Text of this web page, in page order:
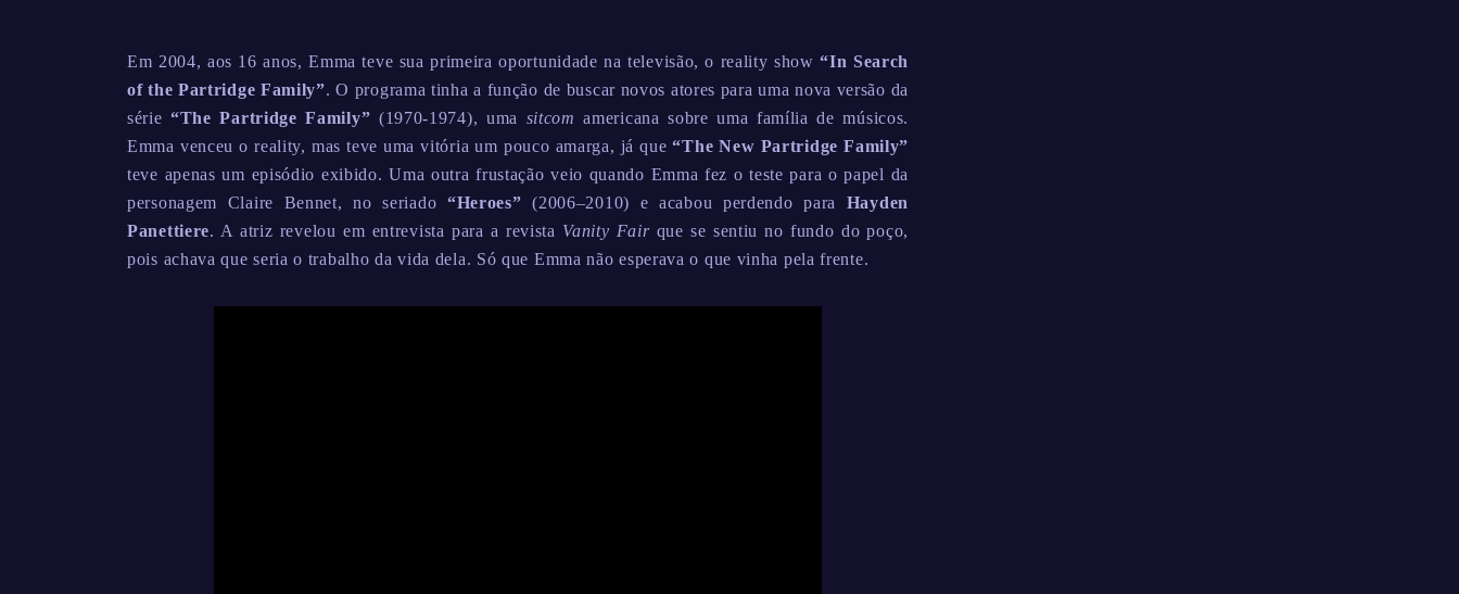
Em 2004, aos 16 anos, Emma teve sua primeira oportunidade na televisão, o reality show“In Search
of the Partridge Family”. O programa tinha a função de buscar novos atores para uma nova versão da
série“The Partridge Family” (1970-1974), uma sitcom americana sobre uma família de músicos.
Emma venceu o reality, mas teve uma vitória um pouco amarga, já que“The New Partridge Family”
teve apenas um episódio exibido. Uma outra frustação veio quando Emma fez o teste para o papel da
personagem Claire Bennet, no seriado “Heroes” (2006–2010) e acabou perdendo para Hayden
Panettiere. A atriz revelou em entrevista para a revista Vanity Fairque se sentiu no fundo do poço,
pois achava que seria o trabalho da vida dela. Só que Emma não esperava o que vinha pela frente.